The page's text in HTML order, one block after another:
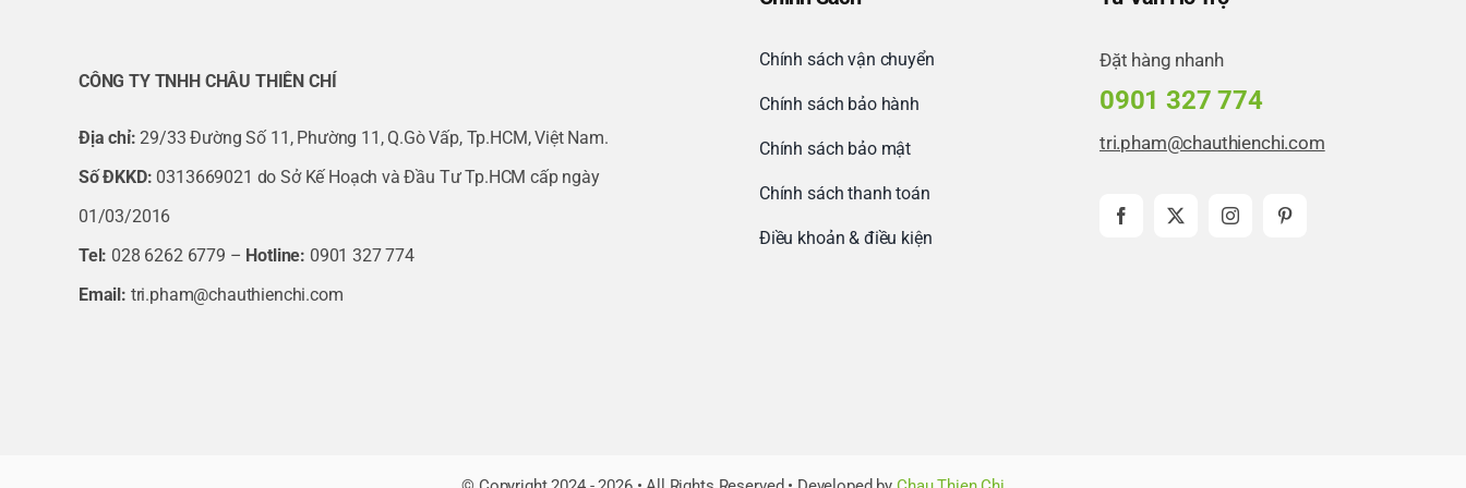
CÔNG TY TNHH CHÂU THIÊN CHÍ
Địa chỉ: 29/33 Đường Số 11, Phường 11, Q.Gò Vấp, Tp.HCM, Việt Nam.
Số ĐKKD: 0313669021 do Sở Kế Hoạch và Đầu Tư Tp.HCM cấp ngày
01/03/2016
Tel: 028 6262 6779 – Hotline: 0901 327 774
Email: tri.pham@chauthienchi.com
Chính sách vận chuyển
Chính sách bảo hành
Chính sách bảo mật
Chính sách thanh toán
Điều khoản & điều kiện
Đặt hàng nhanh
0901 327 774
tri.pham@chauthienchi.com